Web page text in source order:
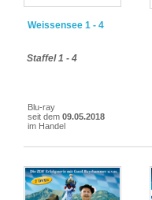
Weissensee 1 - 4
Staffel 1 - 4
Blu-ray
seit dem 09.05.2018
im Handel